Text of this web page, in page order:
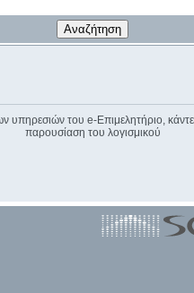
υπηρεσιών του e-Επιμελητήριο,
παρουσίαση του λογισμικού